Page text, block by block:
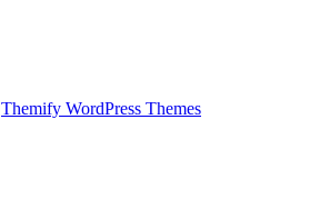
Themify WordPress Themes